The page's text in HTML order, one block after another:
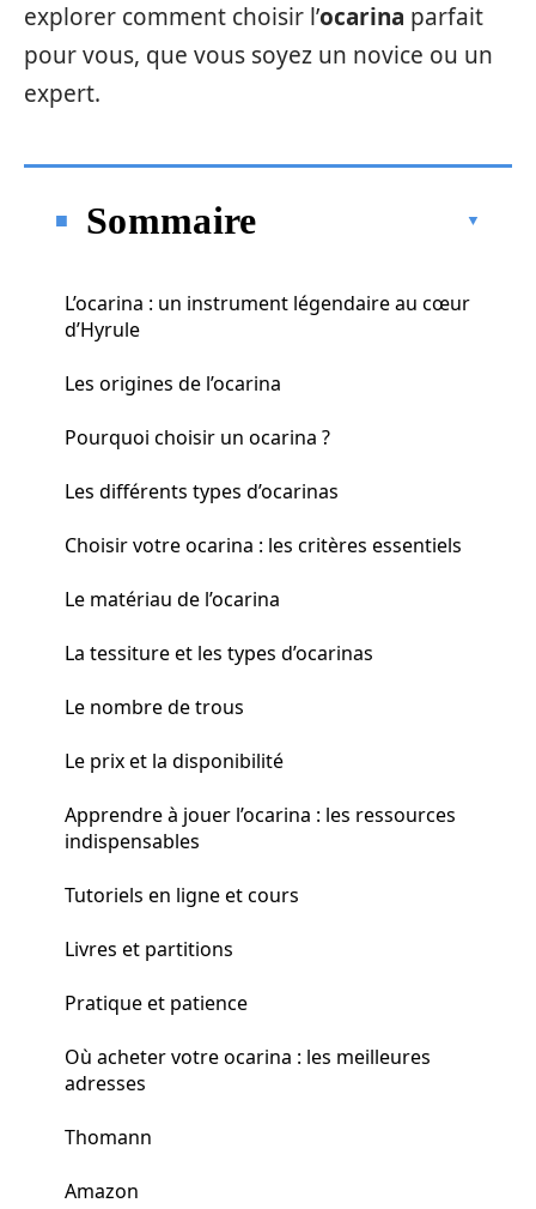
explorer comment choisir l’ocarina parfait
pour vous, que vous soyez un novice ou un
expert.
Sommaire
L’ocarina : un instrument légendaire au cœur
d’Hyrule
Les origines de l’ocarina
Pourquoi choisir un ocarina ?
Les différents types d’ocarinas
Choisir votre ocarina : les critères essentiels
Le matériau de l’ocarina
La tessiture et les types d’ocarinas
Le nombre de trous
Le prix et la disponibilité
Apprendre à jouer l’ocarina : les ressources
indispensables
Tutoriels en ligne et cours
Livres et partitions
Pratique et patience
Où acheter votre ocarina : les meilleures
adresses
Thomann
Amazon